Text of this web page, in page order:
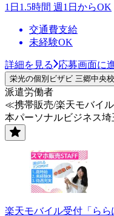
1日1.5時間 週1日からOK
交通費支給
未経験OK
詳細を見る 応募画面に
栄光の個別ビザビ 三郷中央
派遣労働者
≪携帯販売/楽天モバイ
本パーソナルビジネス埼
楽天モバイル受付「ら